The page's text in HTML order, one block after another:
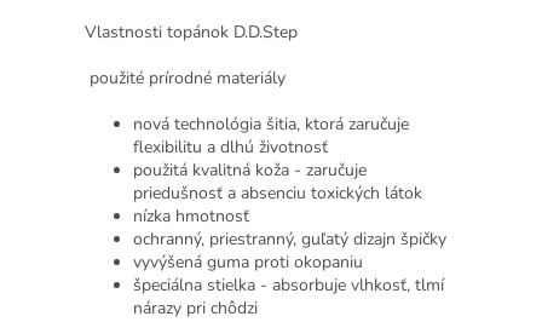
Vlastnosti topánok D.D.Step
použité prírodné materiály
nová technológia šitia, ktorá zaručuje
flexibilitu a dlhú životnosť
použitá kvalitná koža - zaručuje
priedušnosť a absenciu toxických látok
nízka hmotnosť
ochranný, priestranný, guľatý dizajn špičky
vyvýšená guma proti okopaniu
špeciálna stielka - absorbuje vlhkosť, tlmí
nárazy pri chôdzi